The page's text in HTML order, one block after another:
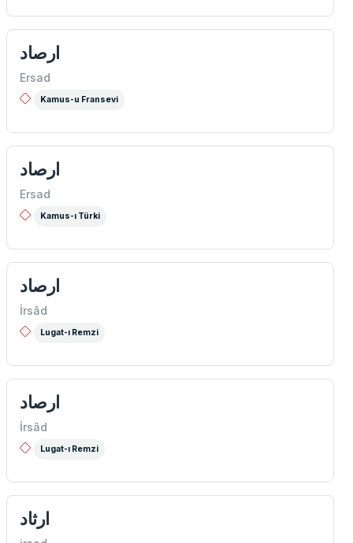
ارصاد
Ersad
Kamus-u Fransevi
ارصاد
Ersad
Kamus-ı Türki
ارصاد
İrsâd
Lugat-ı Remzi
ارصاد
İrsâd
Lugat-ı Remzi
ارثاد